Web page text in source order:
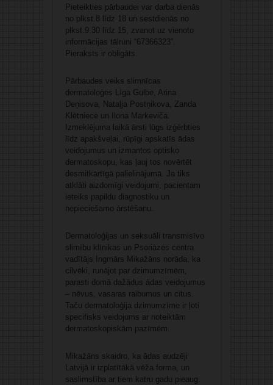
Pieteikties pārbaudei var darba dienās
no plkst.8 līdz 18 un sestdienās no
plkst.9.30 līdz 15, zvanot uz vienoto
informācijas tālruni “67366323”.
Pieraksts ir obligāts.
Pārbaudes veiks slimnīcas
dermatoloģes Līga Gulbe, Arina
Deņisova, Nataļja Postņikova, Zanda
Klētniece un Ilona Markeviča.
Izmeklējuma laikā ārsti lūgs izģērbties
līdz apakšveļai, rūpīgi apskatīs ādas
veidojumus un izmantos optisko
dermatoskopu, kas ļauj tos novērtēt
desmitkārtīgā palielinājumā. Ja tiks
atklāti aizdomīgi veidojumi, pacientam
ieteiks papildu diagnostiku un
nepieciešamo ārstēšanu.
Dermatoloģijas un seksuāli transmisīvo
slimību klīnikas un Psoriāzes centra
vadītājs Ingmārs Mikažāns norāda, ka
cilvēki, runājot par dzimumzīmēm,
parasti domā dažādus ādas veidojumus
– nēvus, vasaras raibumus un citus.
Taču dermatoloģijā dzimumzīme ir ļoti
specifisks veidojums ar noteiktām
dermatoskopiskām pazīmēm.
Mikažāns skaidro, ka ādas audzēji
Latvijā ir izplatītākā vēža forma, un
saslimstība ar tiem katru gadu pieaug.